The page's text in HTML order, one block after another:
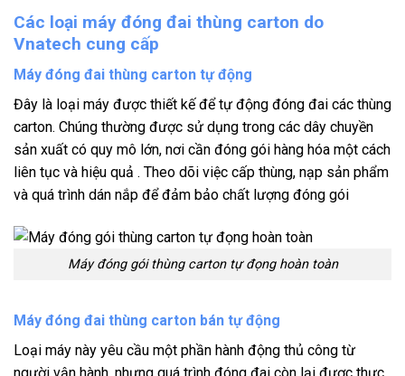
Các loại máy đóng đai thùng carton do
Vnatech cung cấp
Máy đóng đai thùng carton tự động
Đây là loại máy được thiết kế để tự động đóng đai các thùng
carton. Chúng thường được sử dụng trong các dây chuyền
sản xuất có quy mô lớn, nơi cần đóng gói hàng hóa một cách
liên tục và hiệu quả . Theo dõi việc cấp thùng, nạp sản phẩm
và quá trình dán nắp để đảm bảo chất lượng đóng gói
Máy đóng gói thùng carton tự đọng hoàn toàn
Máy đóng đai thùng carton bán tự động
Loại máy này yêu cầu một phần hành động thủ công từ